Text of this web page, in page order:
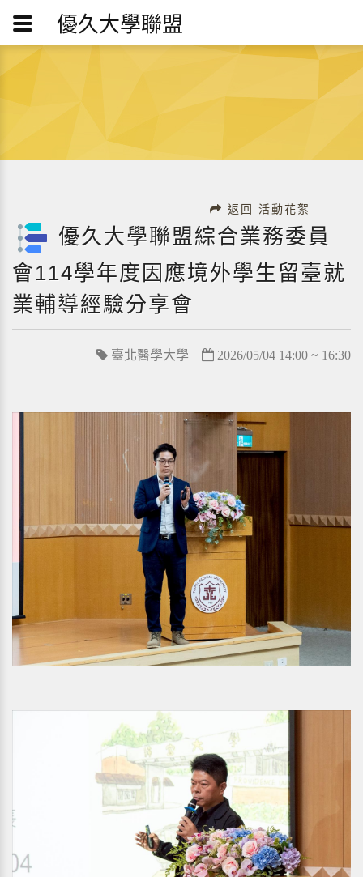
優久大學聯盟
返回 活動花絮
優久大學聯盟綜合業務委員
會114學年度因應境外學生留臺就
業輔導經驗分享會
臺北醫學大學 2026/05/04 14:00 ~ 16:30